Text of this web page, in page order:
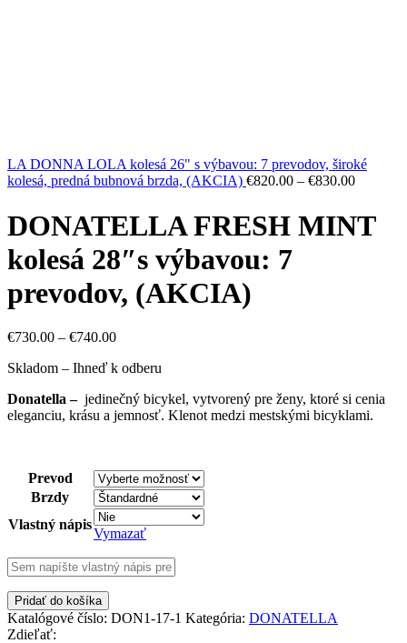
LA DONNA LOLA kolesá 26" s výbavou: 7 prevodov, široké
kolesá, predná bubnová brzda, (AKCIA) €820.00 – €830.00
DONATELLA FRESH MINT
kolesá 28″s výbavou: 7
prevodov, (AKCIA)
€730.00 – €740.00
Skladom – Ihneď k odberu
Donatella –jedinečný bicykel, vytvorený pre ženy, ktoré si cenia
eleganciu, krásu a jemnosť. Klenot medzi mestskými bicyklami.
Prevod
Brzdy
Vlastný nápis
Vymazať
množstvo
DONATELLA
FRESH
Pridať do košíka
Katalógové číslo: DON1-17-1 Kategória: DONATELLA
Zdieľať: